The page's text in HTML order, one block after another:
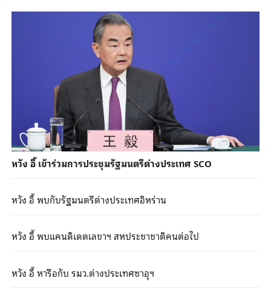
หวัง อี้ เข้าร่วมการประชุมรัฐมนตรีต่างประเทศ SCO
หวัง อี้ พบกับรัฐมนตรีต่างประเทศอิหร่าน
หวัง อี้ พบแคนดิเดตเลขาฯ สหประชาชาติคนต่อไป
หวัง อี้ หารือกับ รมว.ต่างประเทศซาอุฯ